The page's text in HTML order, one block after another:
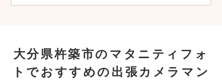
大分県杵築市のマタニティフォ
トでおすすめの出張カメラマン